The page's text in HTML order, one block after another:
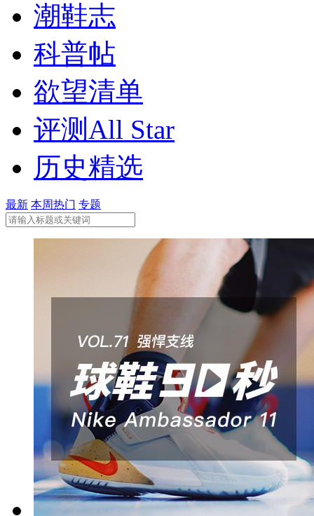
潮鞋志
科普帖
欲望清单
评测All Star
历史精选
最新 本周热门 专题